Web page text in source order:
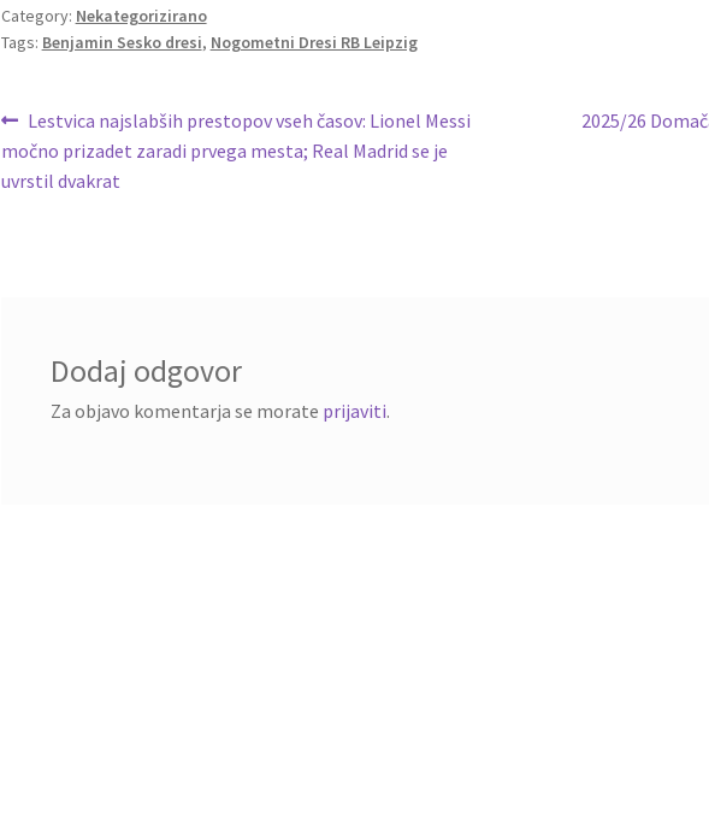
o
o
k
er l
es
t
t
e
Category: Nekategorizirano
Tags: Benjamin Sesko dresi, Nogometni Dresi RB Leipzig
Navigacija
prispevka
Previous
post:
Lestvica najslabših prestopov vseh časov: Lionel Messi
močno prizadet zaradi prvega mesta; Real Madrid se je
uvrstil dvakrat
Next
2025/26
Dodaj odgovor
Za objavo komentarja se morate prijaviti.